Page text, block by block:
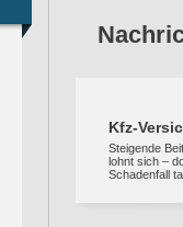
Kfz-
Steigende
lohnt sich –
Schadenfall